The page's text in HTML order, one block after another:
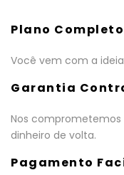
Plano Completo
Você vem com a
Garantia
Nos comprometemos
dinheiro de volta.
Pagamento